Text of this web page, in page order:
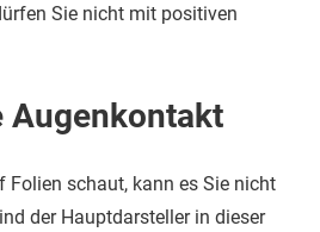
Sie nicht mit positiven
Augenkontakt
Folien schaut, kann es Sie nicht
der Hauptdarsteller in dieser